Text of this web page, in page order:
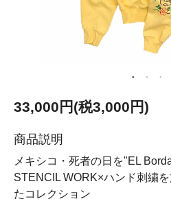
33,000円(税3,000円)
商品説明
メキシコ・死者の日を"EL
STENCIL WORK×ハンド刺繍
たコレクション